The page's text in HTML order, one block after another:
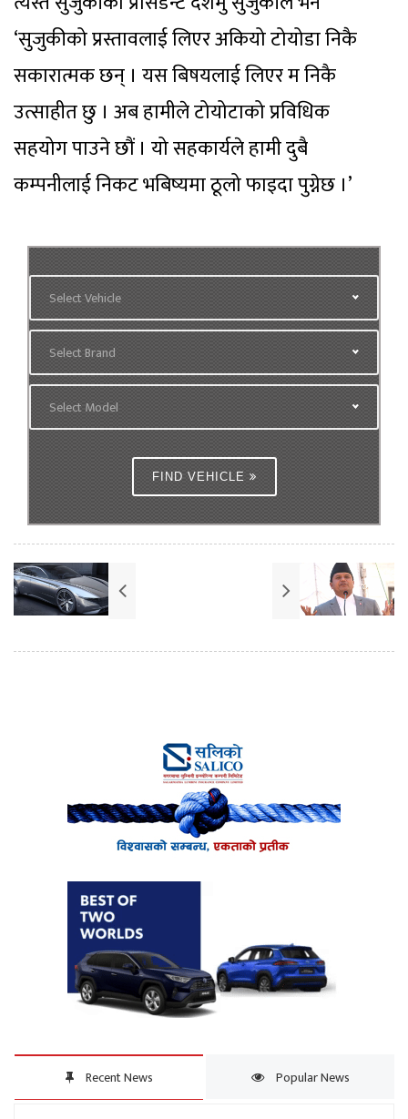
‘सुजुकीको प्रस्तावलाई लिएर अकियो टोयोडा निकै
सकारात्मक छन् । यस बिषयलाई लिएर म निकै
उत्साहीत छु । अब हामीले टोयोटाको प्रविधिक
सहयोग पाउने छौं । यो सहकार्यले हामी दुबै
कम्पनीलाई निकट भबिष्यमा ठूलो फाइदा पुग्नेछ ।’
Select Vehicle
Select Brand
Select Model
FIND VEHICLE
Recent News Popular News